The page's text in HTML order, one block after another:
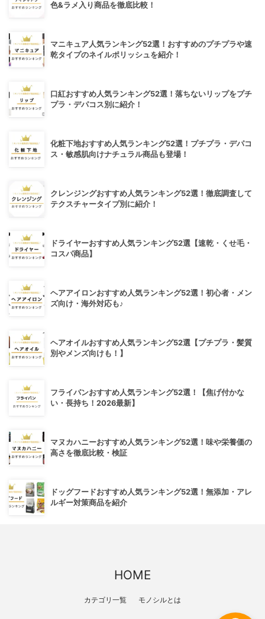
色&ラメ入り商品を徹底比較！
マニキュア人気ランキング52選！おすすめのプチプラや速
乾タイプのネイルポリッシュを紹介！
口紅おすすめ人気ランキング52選！落ちないリップをプチ
プラ・デパコス別に紹介！
化粧下地おすすめ人気ランキング52選！プチプラ・デパコ
ス・敏感肌向けナチュラル商品も登場！
クレンジングおすすめ人気ランキング52選！徹底調査して
テクスチャータイプ別に紹介！
ドライヤーおすすめ人気ランキング52選【速乾・くせ毛・
コスパ商品】
ヘアアイロンおすすめ人気ランキング52選！初心者・メン
ズ向け・海外対応も♪
ヘアオイルおすすめ人気ランキング52選【プチプラ・髪質
別やメンズ向けも！】
フライパンおすすめ人気ランキング52選！【焦げ付かな
い・長持ち！2026最新】
マヌカハニーおすすめ人気ランキング52選！味や栄養価の
高さを徹底比較・検証
ドッグフードおすすめ人気ランキング52選！無添加・アレ
ルギー対策商品を紹介
HOME
カテゴリ一覧 モノシルとは